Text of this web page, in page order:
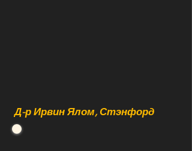
Д-р Ирвин Ялом, Стэнфорд